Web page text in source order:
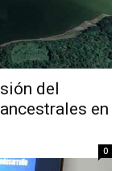
del
en
0